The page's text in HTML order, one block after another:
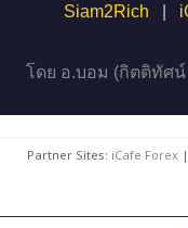
Siam2Rich
โดย อ.บอม (กิตติทัศน์
Partner Sites: iCafe Forex|